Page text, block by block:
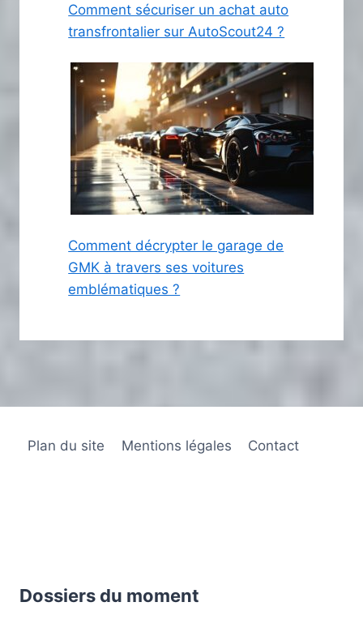
Comment sécuriser un achat auto
transfrontalier sur AutoScout24 ?
Comment décrypter le garage de
GMK à travers ses voitures
emblématiques ?
Plan du site Mentions légales Contact
Dossiers du moment